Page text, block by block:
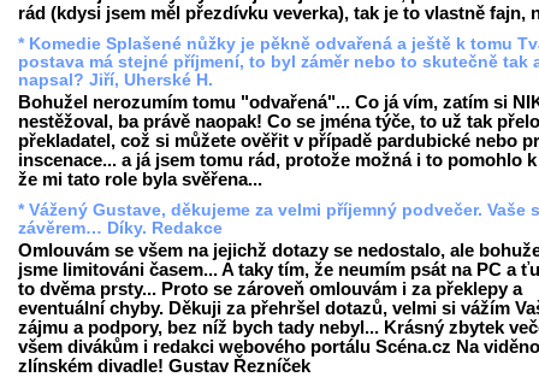
rád (kdysi jsem měl přezdívku veverka), tak je to vlastně fajn,
* Komedie Splašené nůžky je pěkně odvařená a ještě k tomu
postava má stejné příjmení, to byl záměr nebo to skutečně tak
napsal? Jiří, Uherské H.
Bohužel nerozumím tomu "odvařená"... Co já vím, zatím si
nestěžoval, ba právě naopak! Co se jména týče, to už tak
překladatel, což si můžete ověřit v případě pardubické nebo
inscenace... a já jsem tomu rád, protože možná i to pomohlo
že mi tato role byla svěřena...
* Vážený Gustave, děkujeme za velmi příjemný podvečer. Vaše
závěrem… Díky. Redakce
Omlouvám se všem na jejichž dotazy se nedostalo, ale
jsme limitováni časem... A taky tím, že neumím psát na PC a
to dvěma prsty... Proto se zároveň omlouvám i za překlepy a
eventuální chyby. Děkuji za přehršel dotazů, velmi si vážím
zájmu a podpory, bez níž bych tady nebyl... Krásný zbytek
všem divákům i redakci webového portálu Scéna.cz Na
zlínském divadle! Gustav Řezníček